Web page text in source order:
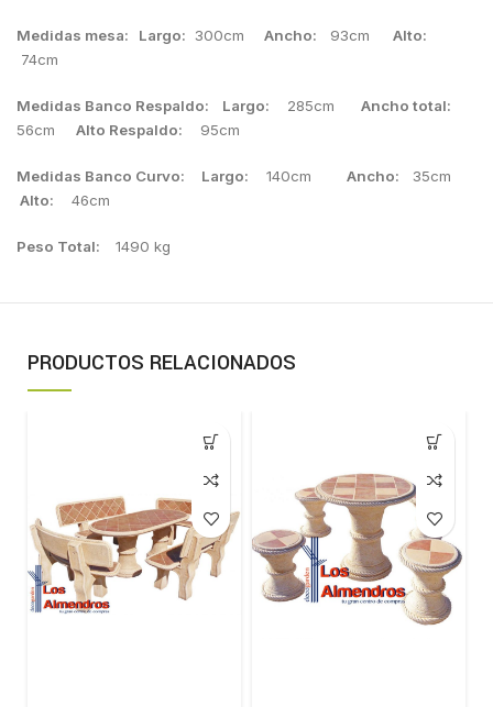
Medidas mesa: Largo: 300cm Ancho: 93cm
Alto:
74cm
Medidas Banco Respaldo: Largo: 285cm
Ancho total:
56cm
Alto Respaldo: 95cm
Medidas Banco Curvo: Largo: 140cmAncho: 35cm
Alto: 46cm
Peso Total: 1490 kg
PRODUCTOS RELACIONADOS